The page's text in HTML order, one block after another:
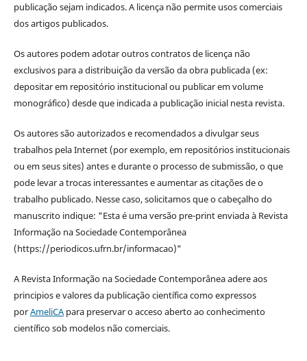
publicação sejam indicados. A licença não permite usos comerciais
dos artigos publicados.
Os autores podem adotar outros contratos de licença não
exclusivos para a distribuição da versão da obra publicada (ex:
depositar em repositório institucional ou publicar em volume
monográfico) desde que indicada a publicação inicial nesta revista.
Os autores são autorizados e recomendados a divulgar seus
trabalhos pela Internet (por exemplo, em repositórios institucionais
ou em seus sites) antes e durante o processo de submissão, o que
pode levar a trocas interessantes e aumentar as citações de o
trabalho publicado. Nesse caso, solicitamos que o cabeçalho do
manuscrito indique: "Esta é uma versão pre-print enviada à Revista
Informação na Sociedade Contemporânea
(https://periodicos.ufrn.br/informacao)"
A Revista Informação na Sociedade Contemporânea adere aos
principios e valores da publicação científica como expressos
porAmeliCApara preservar o acceso aberto ao conhecimento
científico sob modelos não comerciais.